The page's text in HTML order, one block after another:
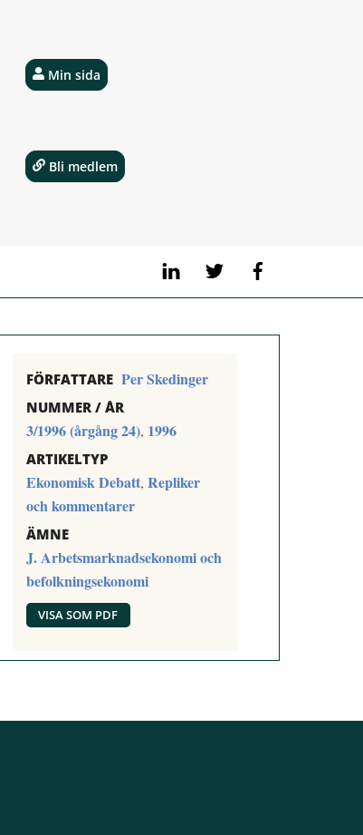
LinkedIn Twitter
Min sida
Bli medlem
FÖRFATTARE Per Skedinger
NUMMER / ÅR
3/1996 (årgång 24), 1996
ARTIKELTYP
Ekonomisk Debatt, Repliker
och kommentarer
ÄMNE
J. Arbetsmarknadsekonomi och
befolkningsekonomi
VISA SOM PDF